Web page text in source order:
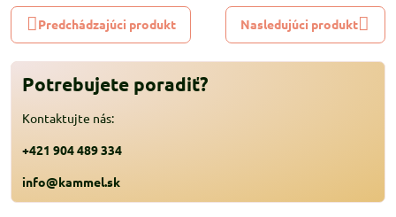
Predchádzajúci produkt Nasledujúci produkt
Potrebujete poradiť?
Kontaktujte nás:
+421 904 489 334
info@kammel.sk